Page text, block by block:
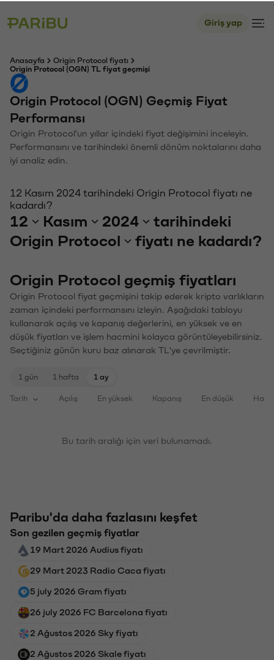
Giriş yap
Anasayfa
Origin Protocol fiyatı
Origin Protocol (OGN) TL fiyat geçmişi
Origin Protocol (OGN) Geçmiş Fiyat
Performansı
Origin Protocol'un yıllar içindeki fiyat değişimini inceleyin.
Performansını ve tarihindeki önemli dönüm noktalarını daha
iyi analiz edin.
12 Kasım 2024 tarihindeki Origin Protocol fiyatı ne
kadardı?
12 Kasım 2024
tarihindeki
Origin Protocol
fiyatı ne kadardı?
Origin Protocol geçmiş fiyatları
Origin Protocol fiyat geçmişini takip ederek kripto varlıkların
zaman içindeki performansını izleyin. Aşağıdaki tabloyu
kullanarak açılış ve kapanış değerlerini, en yüksek ve en
düşük fiyatları ve işlem hacmini kolayca görüntüleyebilirsiniz.
Seçtiğiniz günün kuru baz alınarak TL'ye çevrilmiştir.
1 gün 1 hafta 1 ay
Tarih Açılış En yüksek Kapanış En düşük
Bu tarih aralığı için veri bulunamadı.
Paribu'da daha fazlasını keşfet
Son gezilen geçmiş fiyatlar
19 Mart 2026 Audius fiyatı
29 Mart 2023 Radio Caca fiyatı
5 july 2026 Gram fiyatı
26 july 2026 FC Barcelona fiyatı
2 Ağustos 2026 Sky fiyatı
2 Ağustos 2026 Skale fiyatı